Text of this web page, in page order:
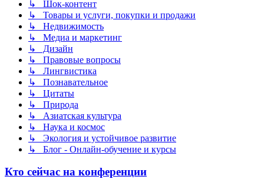
↳ Шок-контент
↳ Товары и услуги, покупки и продажи
↳ Недвижимость
↳ Медиа и маркетинг
↳ Дизайн
↳ Правовые вопросы
↳ Лингвистика
↳ Познавательное
↳ Цитаты
↳ Природа
↳ Азиатская культура
↳ Наука и космос
↳ Экология и устойчивое развитие
↳ Блог - Онлайн-обучение и курсы
Кто сейчас на конференции